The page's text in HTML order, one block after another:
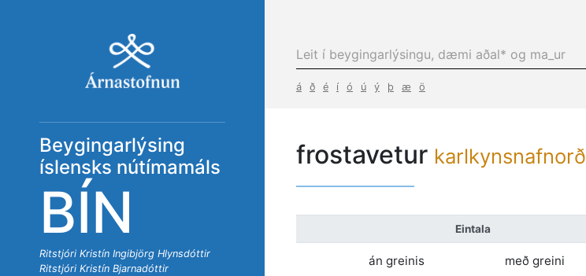
Beygingarlýsing
íslensks nútímamáls
BÍN
Ritstjóri Kristín Ingibjörg Hlynsdóttir
Ritstjóri Kristín Bjarnadóttir
á ð é í ó ú ý þ æ ö
frostavetur karlkynsnafnorð
Eintala
án greinis með greini